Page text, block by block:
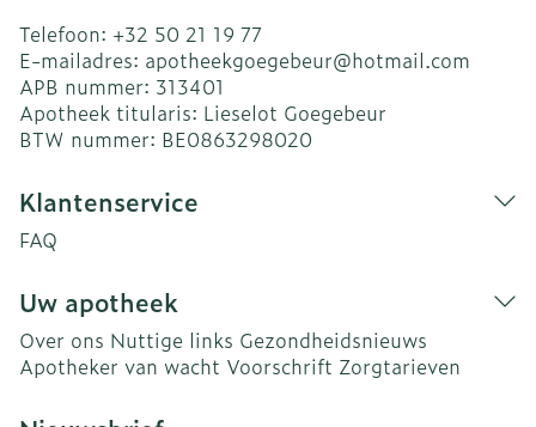
Telefoon: +32 50 21 19 77
E-mailadres: apotheekgoegebeur@hotmail.com
APB nummer: 313401
Apotheek titularis: Lieselot Goegebeur
BTW nummer: BE0863298020
Klantenservice
FAQ
Uw apotheek
Over ons Nuttige links Gezondheidsnieuws
Apotheker van wacht Voorschrift Zorgtarieven